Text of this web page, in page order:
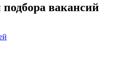
вакансий